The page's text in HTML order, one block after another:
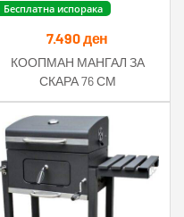
Бесплатна испорака
7.490 ден
КООПМАН МАНГАЛ ЗА
СКАРА 76 СМ